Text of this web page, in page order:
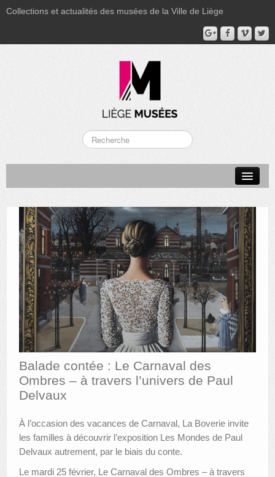
Collections et actualités des musées de la Ville de Liège
MUSÉE GRÉTRY
MUSÉE DU LUMINAIRE
FONDS PATRIMONIAUX
AUTRES LIEUX
ANIMATIONS DES MUSÉES
PUBLICATIONS
LES APPELS À PROJETS
LE PORTAIL DES COLLECTIONS
Balade contée : Le Carnaval des
Ombres – à travers l’univers de Paul
Delvaux
À l’occasion des vacances de Carnaval, La Boverie invite
les familles à découvrir l’exposition Les Mondes de Paul
Delvaux autrement, par le biais du conte.
Le mardi 25 février, Le Carnaval des Ombres – à travers